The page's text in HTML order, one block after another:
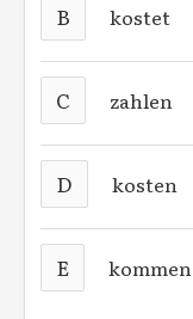
B kostet
C zahlen
D kosten
E kommen